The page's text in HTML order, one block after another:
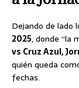
Dejando de lado
2025, donde “la
vs Cruz Azul,
quién queda
fechas.